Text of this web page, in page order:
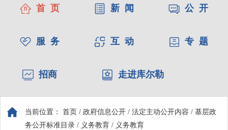
首 页 新 闻 公 开
服 务 互 动 专 题
招商 走进库尔勒
当前位置： 首页 / 政府信息公开 / 法定主动公开内容 / 基层政
务公开标准目录 / 义务教育 / 义务教育